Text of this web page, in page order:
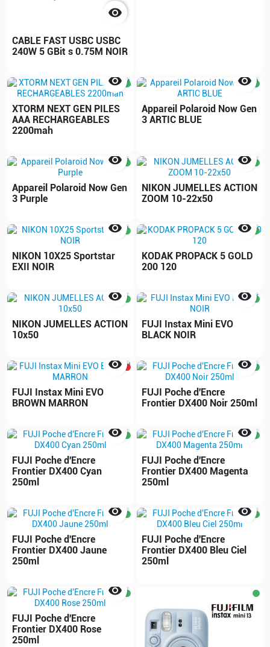

CABLE FAST USBC USBC
240W 5 GBit s 0.75M NOIR

XTORM NEXT GEN PILES
AAA RECHARGEABLES
2200mah

Appareil Polaroid Now Gen
3 ARTIC BLUE

Appareil Polaroid Now Gen
3 Purple

NIKON JUMELLES ACTION
ZOOM 10-22x50

NIKON 10X25 Sportstar
EXII NOIR

KODAK PROPACK 5 GOLD
200 120

NIKON JUMELLES ACTION
10x50

FUJI Instax Mini EVO
BLACK NOIR

FUJI Instax Mini EVO
BROWN MARRON

FUJI Poche d'Encre
Frontier DX400 Noir 250ml

FUJI Poche d'Encre
Frontier DX400 Cyan
250ml

FUJI Poche d'Encre
Frontier DX400 Magenta
250ml

FUJI Poche d'Encre
Frontier DX400 Jaune
250ml

FUJI Poche d'Encre
Frontier DX400 Bleu Ciel
250ml

FUJI Poche d'Encre
Frontier DX400 Rose
250ml